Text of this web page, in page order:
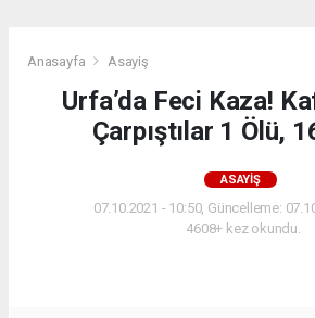
Anasayfa Asayiş
Urfa’da Feci Kaza!
Çarpıştılar 1 Ölü,
ASAYIŞ
07.10.2021 - 10:50, Güncelleme:
4608+ kez okundu.